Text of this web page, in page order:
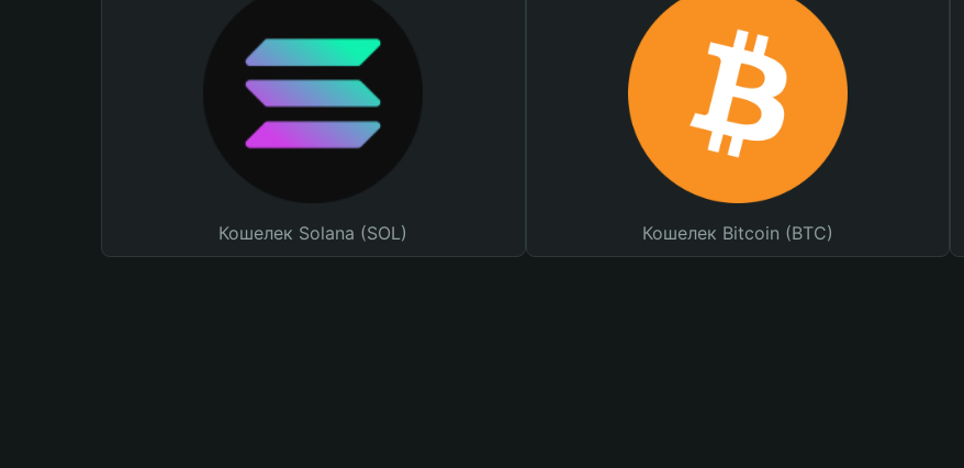
Кошелек Solana (SOL) Кошелек Bitcoin (BTC)